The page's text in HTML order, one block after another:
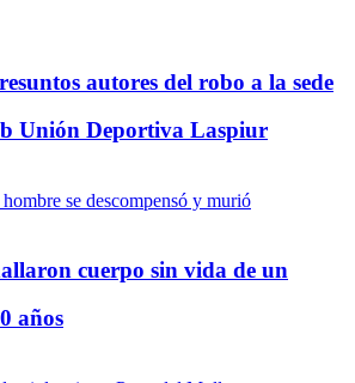
autores del robo a la sede
Unión Deportiva Laspiur
cuerpo sin vida de un
años